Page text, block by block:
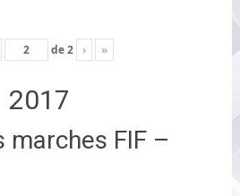
de2 › »
2017
marches FIF –